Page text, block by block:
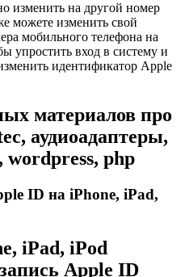
изменить на другой номер
можете изменить свой
мобильного телефона на
упростить вход в систему и
идентификатор Apple
материалов про
аудиоадаптеры,
wordpress, php
ID на iPhone, iPad,
iPad, iPod
Apple ID